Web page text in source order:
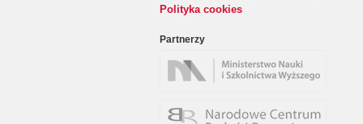
Polityka cookies
Partnerzy